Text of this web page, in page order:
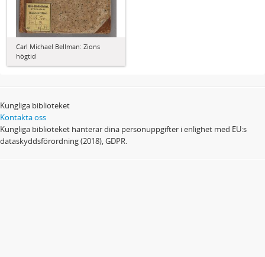
Carl Michael Bellman: Zions
högtid
Kungliga biblioteket
Kontakta oss
Kungliga biblioteket hanterar dina personuppgifter i enlighet med EU:s
dataskyddsförordning (2018), GDPR.